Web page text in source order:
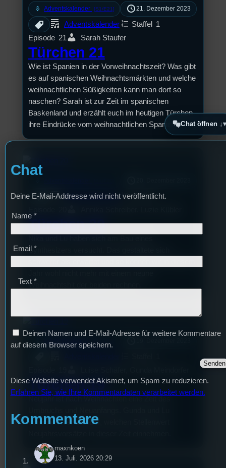
mic Adventskalender [S1/E21] 21. Dezember 2023
Adventskalender Staffel
1
Episode 21 Sarah Staufer
Türchen 21
Wie ist Spanien in der Vorweihnachtszeit? Was gibt
es auf spanischen Weihnachtsmärkten und welche
weihnachtlichen Süßigkeiten kann man dort so
naschen? Sarah ist zur Zeit im spanischen
Baskenland und erzählt euch im heutigen Türchen
ihre Eindrücke vom weihnachtlichen Spanien.
Adventskalender Staffel 1
Türchen 20
Synthesizers versucht. Das gestaltete sich
Weihnachtshit der beiden rechnen.
Adventskalender [S1/E19]
Türchen 19
sprechen hier darüber, welchen Stellenwert
Chat öffnen ↓
Chat
Deine E-Mail-Addresse wird nicht veröffentlicht.
Name *
Email *
Text *
Deinen Namen und E-Mail-Adresse für weitere Kommentare
auf diesem Browser speichern.
Diese Website verwendet Akismet, um Spam zu reduzieren.
Erfahren Sie, wie Ihre Kommentardaten verarbeitet werden.
Kommentare
maxnkoen
13. Juli. 2026 20:29